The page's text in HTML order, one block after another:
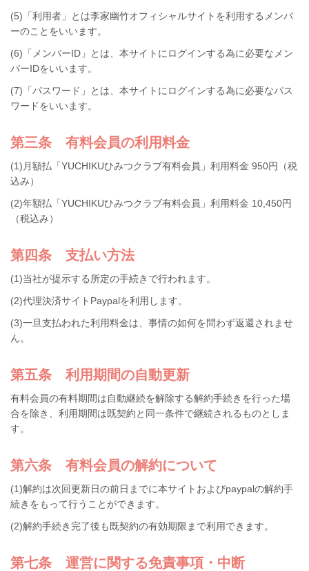
(5)「利用者」とは李家幽竹オフィシャルサイトを利用するメンバ
ーのことをいいます。
(6)「メンバーID」とは、本サイトにログインする為に必要なメン
バーIDをいいます。
(7)「パスワード」とは、本サイトにログインする為に必要なパス
ワードをいいます。
第三条 有料会員の利用料金
(1)月額払「YUCHIKUひみつクラブ有料会員」利用料金 950円（税
込み）
(2)年額払「YUCHIKUひみつクラブ有料会員」利用料金 10,450円
（税込み）
第四条 支払い方法
(1)当社が提示する所定の手続きで行われます。
(2)代理決済サイトPaypalを利用します。
(3)一旦支払われた利用料金は、事情の如何を問わず返還されませ
ん。
第五条 利用期間の自動更新
有料会員の有料期間は自動継続を解除する解約手続きを行った場
合を除き、利用期間は既契約と同一条件で継続されるものとしま
す。
第六条 有料会員の解約について
(1)解約は次回更新日の前日までに本サイトおよびpaypalの解約手
続きをもって行うことができます。
(2)解約手続き完了後も既契約の有効期限まで利用できます。
第七条 運営に関する免責事項・中断